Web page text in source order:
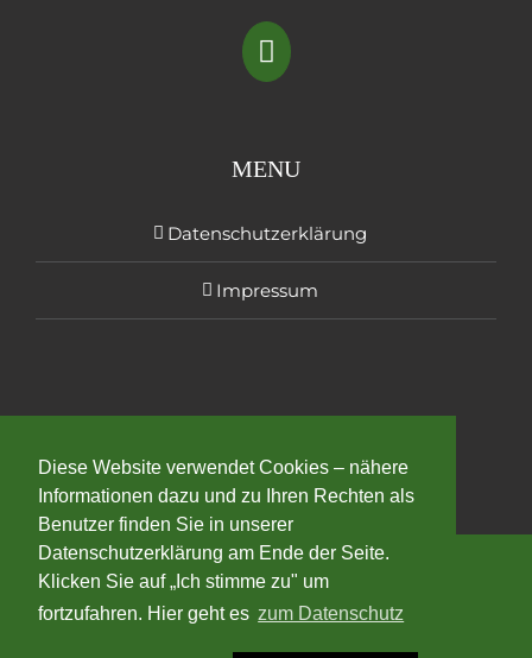
Diese Website verwendet Cookies – nähere
Informationen dazu und zu Ihren Rechten als
Benutzer finden Sie in unserer
Datenschutzerklärung am Ende der Seite.
Klicken Sie auf „Ich stimme zu" um
fortzufahren. Hier geht es zum Datenschutz
MENU
Datenschutzerklärung
Impressum
Copyright 2025 | All Rights Reserved